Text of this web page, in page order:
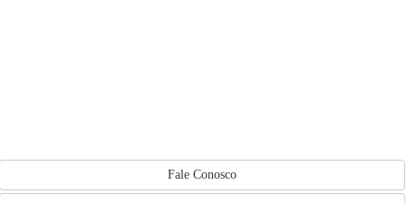
Fale Conosco